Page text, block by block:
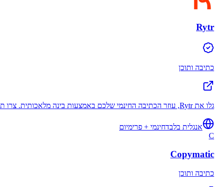
Rytr
כתיבה ותוכן
גלו את Rytr, עוזר הכתיבה החינמי שלכם באמצעות בינה מלאכותית. צרו תוכן איכותי מהר יותר מאי פעם. התחילו בחינם ושדרגו ככל שתצמחו!
אנגלית בלבדחינמי + פרימיום
C
Copymatic
כתיבה ותוכן